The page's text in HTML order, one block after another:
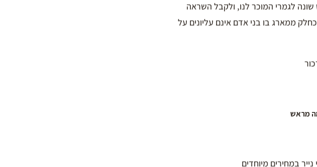
לגמרי המוכר לנו, ולקבל השראה
ממארג בו בני אדם אינם עליונים על
מראש
במחירים מיוחדים